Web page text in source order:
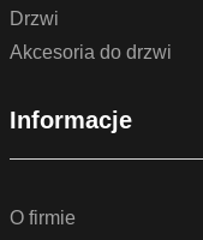
Drzwi
Akcesoria do drzwi
Informacje
O firmie